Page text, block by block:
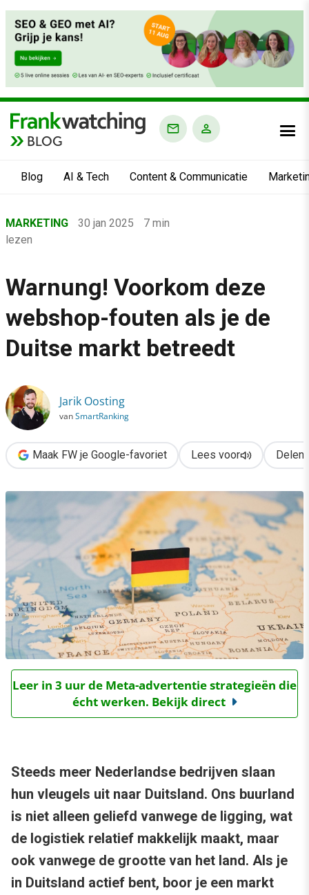
BLOG
Blog AI & Tech Content & Communicatie
›
Marketing
›
Warnung! Voorkom deze webshop-fouten als je de Duitse
MARKETING 30 jan 2025
7 min
lezen
Warnung! Voorkom deze
webshop-fouten als je de
Duitse markt betreedt
Jarik Oosting
vanSmartRanking
Maak FW je Google-favoriet Lees voor Delen
Leer in 3 uur de Meta-advertentie strategieën die
écht werken. Bekijk direct
Steeds meer Nederlandse bedrijven slaan
hun vleugels uit naar Duitsland. Ons buurland
is niet alleen geliefd vanwege de ligging, wat
de logistiek relatief makkelijk maakt, maar
ook vanwege de grootte van het land. Als je
in Duitsland actief bent, boor je een markt